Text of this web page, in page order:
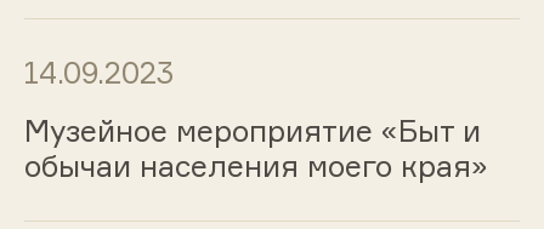
14.09.2023
Музейное мероприятие «Быт и
обычаи населения моего края»